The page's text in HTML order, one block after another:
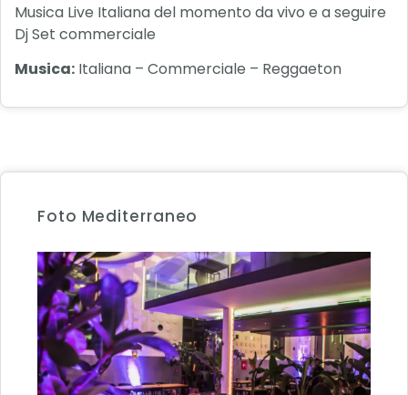
Musica Live Italiana del momento da vivo e a seguire
Dj Set commerciale
Musica: Italiana – Commerciale – Reggaeton
Foto Mediterraneo